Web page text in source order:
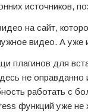
источников,
на сайт,
видео. А уже
плагинов для
не
работать с
функций уже не